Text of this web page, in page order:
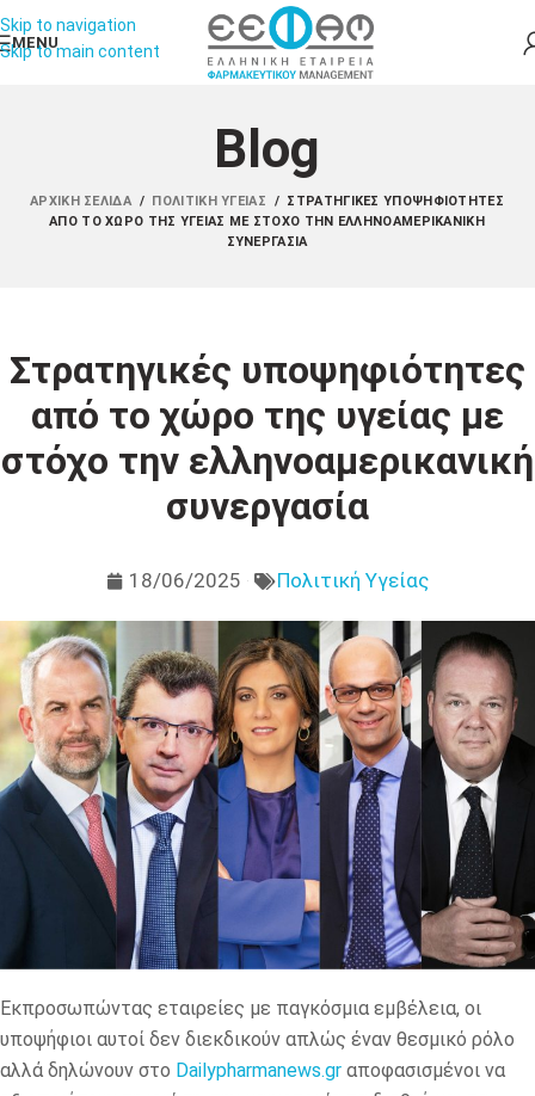
Skip to navigation
Skip to main content
MENU
Blog
ΑΡΧΙΚΉ ΣΕΛΊΔΑ / ΠΟΛΙΤΙΚΉ ΥΓΕΊΑΣ / ΣΤΡΑΤΗΓΙΚΈΣ ΥΠΟΨΗΦΙΌΤΗΤΕΣ
ΑΠΌ ΤΟ ΧΏΡΟ ΤΗΣ ΥΓΕΊΑΣ ΜΕ ΣΤΌΧΟ ΤΗΝ ΕΛΛΗΝΟΑΜΕΡΙΚΑΝΙΚΉ
ΣΥΝΕΡΓΑΣΊΑ
Στρατηγικές υποψηφιότητες
από το χώρο της υγείας με
στόχο την ελληνοαμερικανική
συνεργασία
18/06/2025 Πολιτική Υγείας
Εκπροσωπώντας εταιρείες με παγκόσμια εμβέλεια, οι
υποψήφιοι αυτοί δεν διεκδικούν απλώς έναν θεσμικό ρόλο
αλλά δηλώνουν στο Dailypharmanews.gr αποφασισμένοι να